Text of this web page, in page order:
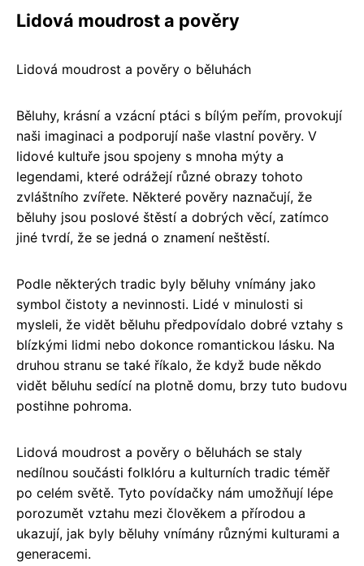
Lidová moudrost a pověry
Lidová moudrost a pověry o běluhách
Běluhy, krásní a vzácní ptáci s bílým peřím, provokují
naši imaginaci a podporují naše vlastní pověry. V
lidové kultuře jsou spojeny s mnoha mýty a
legendami, které odrážejí různé obrazy tohoto
zvláštního zvířete. Některé pověry naznačují, že
běluhy jsou poslové štěstí a dobrých věcí, zatímco
jiné tvrdí, že se jedná o znamení neštěstí.
Podle některých tradic byly běluhy vnímány jako
symbol čistoty a nevinnosti. Lidé v minulosti si
mysleli, že vidět běluhu předpovídalo dobré vztahy s
blízkými lidmi nebo dokonce romantickou lásku. Na
druhou stranu se také říkalo, že když bude někdo
vidět běluhu sedící na plotně domu, brzy tuto budovu
postihne pohroma.
Lidová moudrost a pověry o běluhách se staly
nedílnou součásti folklóru a kulturních tradic téměř
po celém světě. Tyto povídačky nám umožňují lépe
porozumět vztahu mezi člověkem a přírodou a
ukazují, jak byly běluhy vnímány různými kulturami a
generacemi.